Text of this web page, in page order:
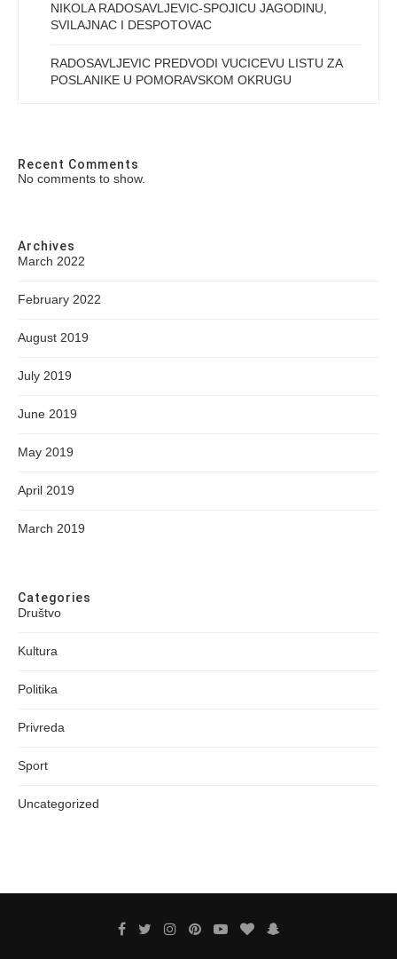
NIKOLA RADOSAVLJEVIC-SPOJICU JAGODINU,
SVILAJNAC I DESPOTOVAC
RADOSAVLJEVIC PREDVODI VUCICEVU LISTU ZA
POSLANIKE U POMORAVSKOM OKRUGU
Recent Comments
No comments to show.
Archives
March 2022
February 2022
August 2019
July 2019
June 2019
May 2019
April 2019
March 2019
Categories
Društvo
Kultura
Politika
Privreda
Sport
Uncategorized